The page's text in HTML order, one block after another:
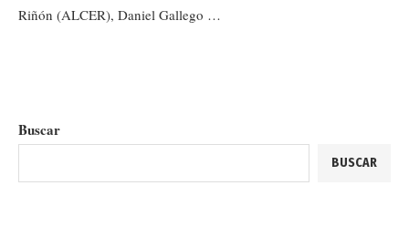
Riñón (ALCER), Daniel Gallego …
Buscar
BUSCAR